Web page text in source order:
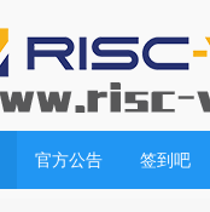
官方公告 签到吧